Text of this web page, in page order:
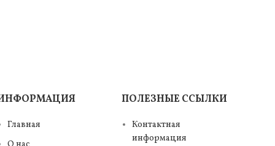
Главная
ПОЛЕЗНЫЕ ССЫЛКИ
Контактная
информация